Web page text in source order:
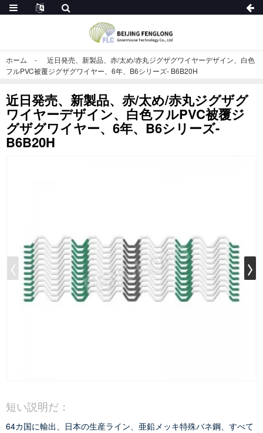
ホーム
近日発売、新製品、赤/太め/赤丸ジグザグワイヤーデザイン、白色
フルPVC被覆ジグザグワイヤー、6年、B6シリーズ- B6B20H
近日発売、新製品、赤/太め/赤丸ジグザグ
ワイヤーデザイン、白色フルPVC被覆ジ
グザグワイヤー、6年、B6シリーズ-
B6B20H
短い説明だ：
64カ国に輸出、日本の生産ライン、亜鉛メッキ特殊バネ鋼、すべて